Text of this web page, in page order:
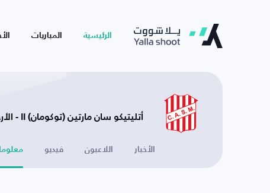
الرئيسية المباريات
أتليتيكو سان مارتين (توكومان) II - الأرجنتين
الأخبار اللاعبون فيديو